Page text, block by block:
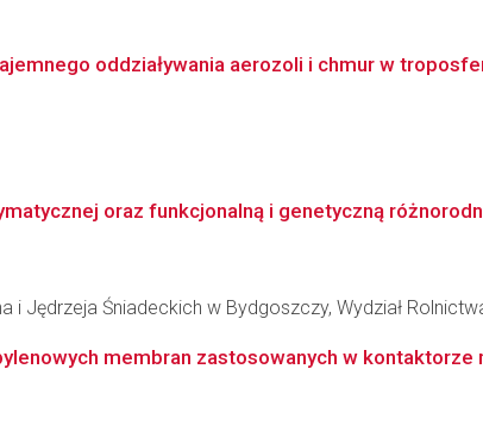
oddziaływania aerozoli i chmur w
oraz funkcjonalną i genetyczną
i Jędrzeja Śniadeckich w Bydgoszczy, Wydział
membran zastosowanych w